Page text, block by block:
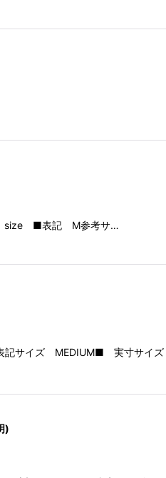
/ size ■表記 M参考サ…
記サイズ MEDIUM■ 実寸サイ
)